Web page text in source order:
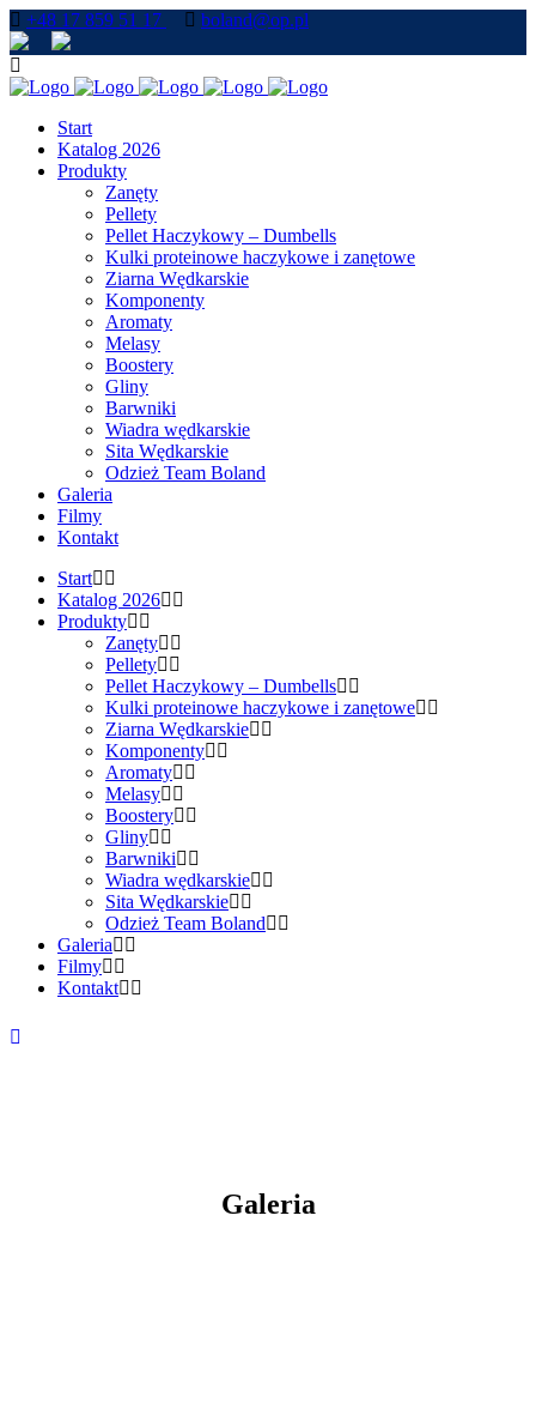
+48 17 859 51 17 boland@op.pl
Start
Katalog 2026
Produkty
Zanęty
Pellety
Pellet Haczykowy – Dumbells
Kulki proteinowe haczykowe i zanętowe
Ziarna Wędkarskie
Komponenty
Aromaty
Melasy
Boostery
Gliny
Barwniki
Wiadra wędkarskie
Sita Wędkarskie
Odzież Team Boland
Galeria
Filmy
Kontakt
Start
Katalog 2026
Produkty
Zanęty
Pellety
Pellet Haczykowy – Dumbells
Kulki proteinowe haczykowe i zanętowe
Ziarna Wędkarskie
Komponenty
Aromaty
Melasy
Boostery
Gliny
Barwniki
Wiadra wędkarskie
Sita Wędkarskie
Odzież Team Boland
Galeria
Filmy
Kontakt
Galeria